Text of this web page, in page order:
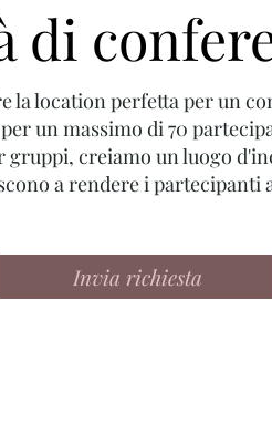
di
location perfetta per un
un massimo di 70
gruppi, creiamo un luogo
a rendere i partecipanti
Invia richiesta